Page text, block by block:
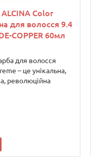
Color
для волосся 9.4
COPPER 60мл
для волосся
– це унікальна,
революційна